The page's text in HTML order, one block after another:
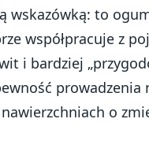
wskazówką: to
współpracuje z
i bardziej
prowadzenia
o